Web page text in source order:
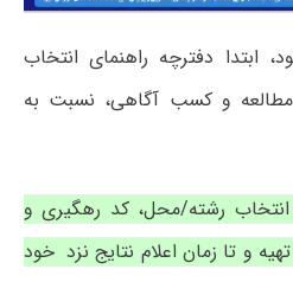
ابتدا دفترچه راهنمای انتخاب
و کسب آگاهی، نسبت به
رشته/محل، کد رهگیری و
و تا زمان اعلام نتایج نزد خود